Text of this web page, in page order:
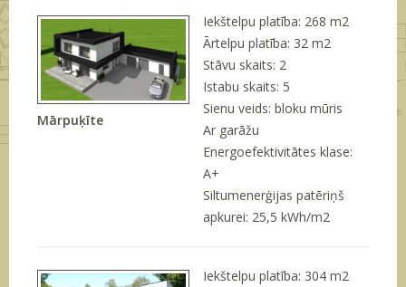
Mārpuķīte
Iekštelpu platība: 268 m2
Ārtelpu platība: 32 m2
Stāvu skaits: 2
Istabu skaits: 5
Sienu veids: bloku mūris
Ar garāžu
Energoefektivitātes klase:
A+
Siltumenerģijas patēriņš
apkurei: 25,5 kWh/m2
Iekštelpu platība: 304 m2